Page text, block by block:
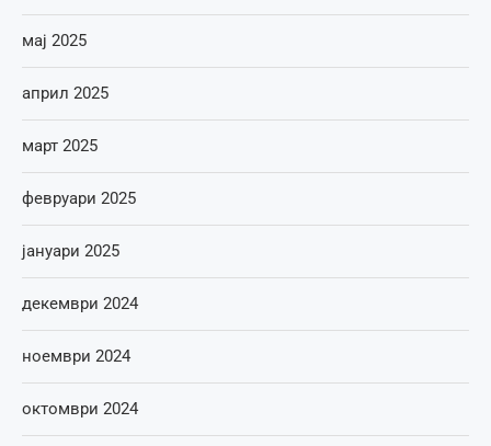
мај 2025
април 2025
март 2025
февруари 2025
јануари 2025
декември 2024
ноември 2024
октомври 2024